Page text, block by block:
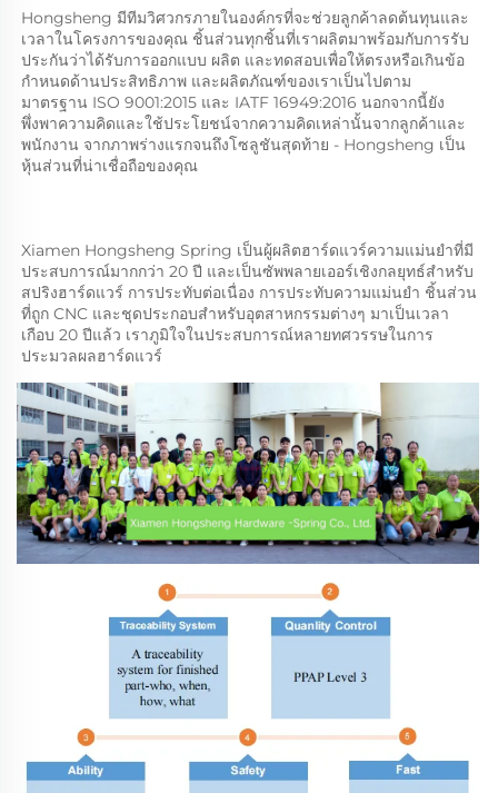
Hongsheng มีทีมวิศวกรภายในองค์กรที่จะช่วยลูกค้าลดต้นทุนและ
เวลาในโครงการของคุณ ชิ้นส่วนทุกชิ้นที่เราผลิตมาพร้อมกับการรับ
ประกันว่าได้รับการออกแบบ ผลิต และทดสอบเพื่อให้ตรงหรือเกินข้อ
กำหนดด้านประสิทธิภาพ และผลิตภัณฑ์ของเราเป็นไปตาม
มาตรฐาน ISO 9001:2015 และ IATF 16949:2016 นอกจากนี้ยัง
พึ่งพาความคิดและใช้ประโยชน์จากความคิดเหล่านั้นจากลูกค้าและ
พนักงาน จากภาพร่างแรกจนถึงโซลูชันสุดท้าย - Hongsheng เป็น
หุ้นส่วนที่น่าเชื่อถือของคุณ
Xiamen Hongsheng Spring เป็นผู้ผลิตฮาร์ดแวร์ความแม่นยำที่มี
ประสบการณ์มากกว่า 20 ปี และเป็นซัพพลายเออร์เชิงกลยุทธ์สำหรับ
สปริงฮาร์ดแวร์ การประทับต่อเนื่อง การประทับความแม่นยำ ชิ้นส่วน
ที่ถูก CNC และชุดประกอบสำหรับอุตสาหกรรมต่างๆ มาเป็นเวลา
เกือบ 20 ปีแล้ว เราภูมิใจในประสบการณ์หลายทศวรรษในการ
ประมวลผลฮาร์ดแวร์